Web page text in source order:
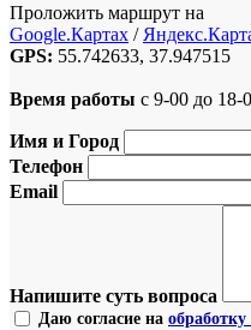
Проложить маршрут на
Google.Картах /
GPS: 55.742633, 37.947515
Время работы с 9-00 до 18-
Имя и Город
Телефон
Email
Напишите суть вопроса
Даю согласие на